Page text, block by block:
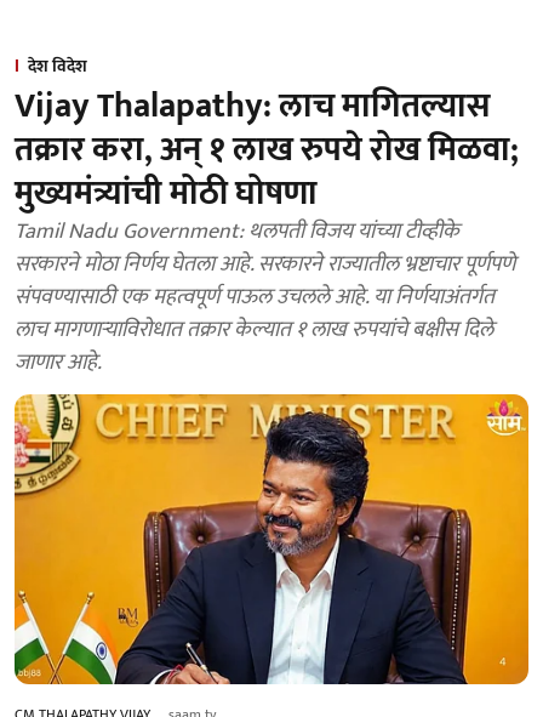
देश विदेश
Vijay Thalapathy: लाच मागितल्यास
तक्रार करा, अन् १ लाख रुपये रोख मिळवा;
मुख्यमंत्र्यांची मोठी घोषणा
Tamil Nadu Government: थलपती विजय यांच्या टीव्हीके
सरकारने मोठा निर्णय घेतला आहे. सरकारने राज्यातील भ्रष्टाचार पूर्णपणे
संपवण्यासाठी एक महत्वपूर्ण पाऊल उचलले आहे. या निर्णयाअंतर्गत
लाच मागणाऱ्याविरोधात तक्रार केल्यात १ लाख रुपयांचे बक्षीस दिले
जाणार आहे.